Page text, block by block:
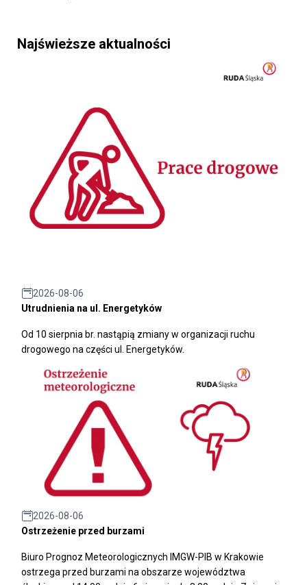
Najświeższe aktualności
2026-08-06
Utrudnienia na ul. Energetyków
Od 10 sierpnia br. nastąpią zmiany w organizacji ruchu
drogowego na części ul. Energetyków.
2026-08-06
Ostrzeżenie przed burzami
Biuro Prognoz Meteorologicznych IMGW-PIB w Krakowie
ostrzega przed burzami na obszarze województwa